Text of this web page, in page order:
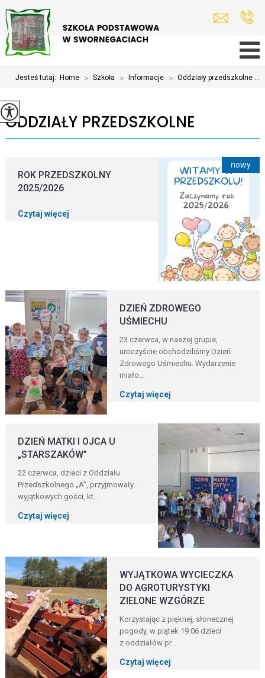
Jesteś tutaj: Home > Szkoła > Informacje > Oddziały przedszkolne ...
ODDZIAŁY PRZEDSZKOLNE
nowy
ROK PRZEDSZKOLNY
2025/2026
Czytaj więcej
DZIEŃ ZDROWEGO
UŚMIECHU
23 czerwca, w naszej grupie,
uroczyście obchodziliśmy Dzień
Zdrowego Uśmiechu. Wydarzenie
miało...
Czytaj więcej
DZIEŃ MATKI I OJCA U
„STARSZAKÓW”
22 czerwca, dzieci z Oddziału
Przedszkolnego „A”, przyjmowały
wyjątkowych gości, kt...
Czytaj więcej
WYJĄTKOWA WYCIECZKA
DO AGROTURYSTYKI
ZIELONE WZGÓRZE
Korzystając z pięknej, słonecznej
pogody, w piątek 19.06 dzieci
z oddziałów pr...
Czytaj więcej